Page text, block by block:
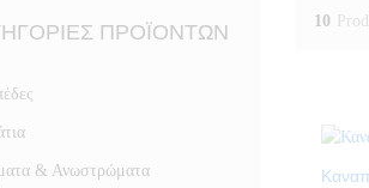
10
ΠΡΟΪΌΝΤΩΝ
& Ανωστρώματα